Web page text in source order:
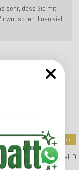
sehr, dass Sie mit
wünschen Ihnen viel
Artikel:
col.
Top bewertet
H.O.C.K. Mali